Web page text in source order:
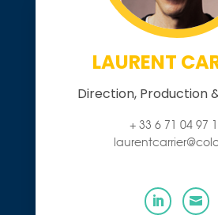
LAURENT
Direction, Production
+ 33 6 71 04 97
 